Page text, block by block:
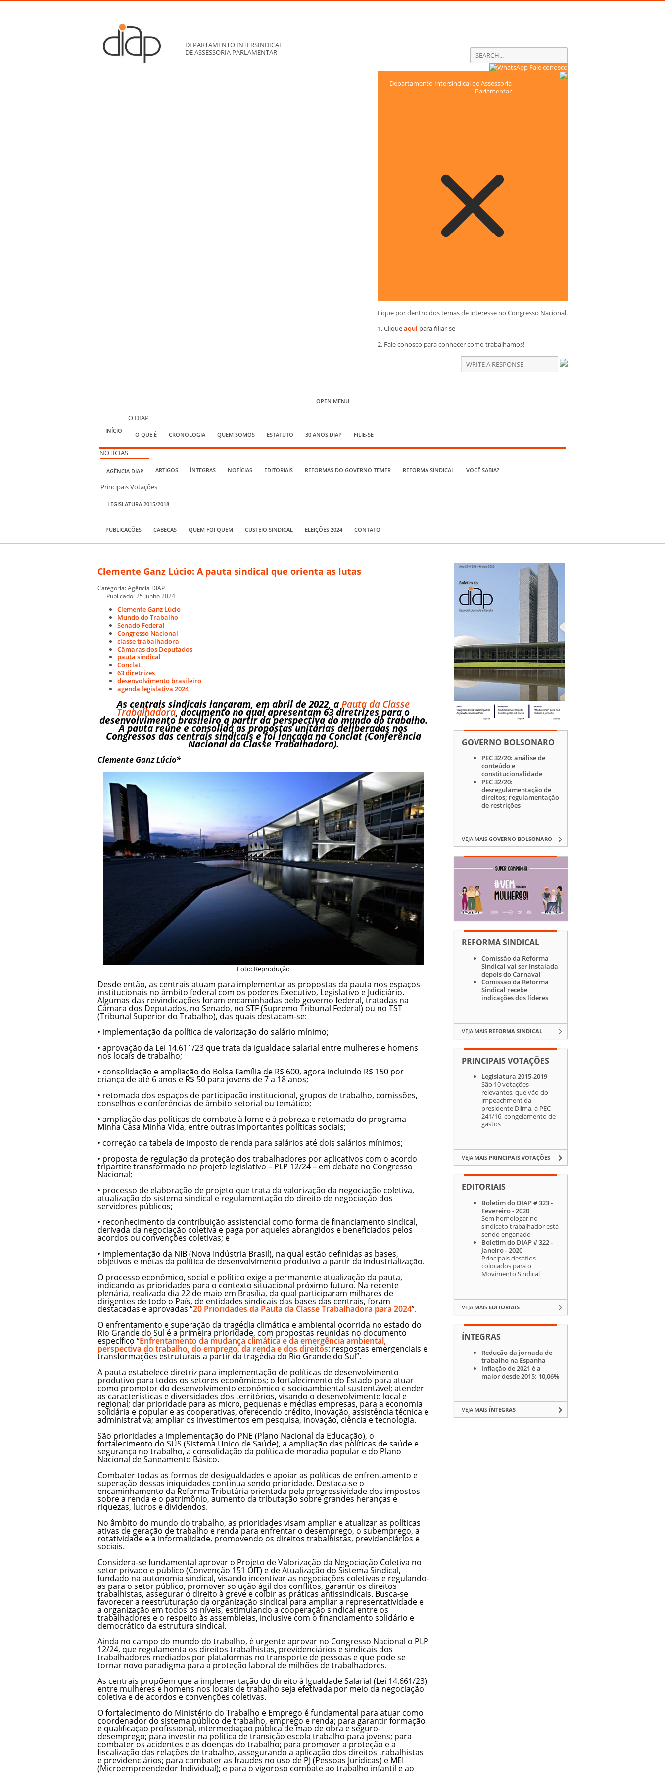
DEPARTAMENTO INTERSINDICAL
DE ASSESSORIA PARLAMENTAR
Fale conosco
Departamento Intersindical de Assessoria
Parlamentar
Fique por dentro dos temas de interesse no Congresso Nacional.
1. Cliqueaqui para filiar-se
2. Fale conosco para conhecer como trabalhamos!
OPEN MENU
INÍCIO
O DIAP
O QUE É CRONOLOGIA QUEM SOMOS ESTATUTO 30 ANOS DIAP FILIE-SE
NOTÍCIAS
AGÊNCIA DIAP ARTIGOS ÍNTEGRAS NOTÍCIAS EDITORIAIS REFORMAS DO GOVERNO TEMER REFORMA SINDICAL VOCÊ SABIA?
Principais Votações
LEGISLATURA 2015/2018
PUBLICAÇÕES CABEÇAS QUEM FOI QUEM CUSTEIO SINDICAL ELEIÇÕES 2024 CONTATO
Clemente Ganz Lúcio: A pauta sindical que orienta as lutas
Categoria:Agência DIAP
Publicado: 25 Junho 2024
Clemente Ganz Lúcio
Mundo do Trabalho
Senado Federal
Congresso Nacional
classe trabalhadora
Câmaras dos Deputados
pauta sindical
Conclat
63 diretrizes
desenvolvimento brasileiro
agenda legislativa 2024
As centrais sindicais lançaram, em abril de 2022, a Pauta da Classe
Trabalhadora, documento no qual apresentam 63 diretrizes para o
desenvolvimento brasileiro a partir da perspectiva do mundo do trabalho.
A pauta reúne e consolida as propostas unitárias deliberadas nos
Congressos das centrais sindicais e foi lançada na Conclat (Conferência
Nacional da Classe Trabalhadora).
Clemente Ganz Lúcio*
Foto: Reprodução
Desde então, as centrais atuam para implementar as propostas da pauta nos espaços
institucionais no âmbito federal com os poderes Executivo, Legislativo e Judiciário.
Algumas das reivindicações foram encaminhadas pelo governo federal, tratadas na
Câmara dos Deputados, no Senado, no STF (Supremo Tribunal Federal) ou no TST
(Tribunal Superior do Trabalho), das quais destacam-se:
• implementação da política de valorização do salário mínimo;
• aprovação da Lei 14.611/23 que trata da igualdade salarial entre mulheres e homens
nos locais de trabalho;
• consolidação e ampliação do Bolsa Família de R$ 600, agora incluindo R$ 150 por
criança de até 6 anos e R$ 50 para jovens de 7 a 18 anos;
• retomada dos espaços de participação institucional, grupos de trabalho, comissões,
conselhos e conferências de âmbito setorial ou temático;
• ampliação das políticas de combate à fome e à pobreza e retomada do programa
Minha Casa Minha Vida, entre outras importantes políticas sociais;
• correção da tabela de imposto de renda para salários até dois salários mínimos;
• proposta de regulação da proteção dos trabalhadores por aplicativos com o acordo
tripartite transformado no projeto legislativo – PLP 12/24 – em debate no Congresso
Nacional;
• processo de elaboração de projeto que trata da valorização da negociação coletiva,
atualização do sistema sindical e regulamentação do direito de negociação dos
servidores públicos;
• reconhecimento da contribuição assistencial como forma de financiamento sindical,
derivada da negociação coletiva e paga por aqueles abrangidos e beneficiados pelos
acordos ou convenções coletivas; e
• implementação da NIB (Nova Indústria Brasil), na qual estão definidas as bases,
objetivos e metas da política de desenvolvimento produtivo a partir da industrialização.
O processo econômico, social e político exige a permanente atualização da pauta,
indicando as prioridades para o contexto situacional próximo futuro. Na recente
plenária, realizada dia 22 de maio em Brasília, da qual participaram milhares de
dirigentes de todo o País, de entidades sindicais das bases das centrais, foram
destacadas e aprovadas “20 Prioridades da Pauta da Classe Trabalhadora para 2024”.
O enfrentamento e superação da tragédia climática e ambiental ocorrida no estado do
Rio Grande do Sul é a primeira prioridade, com propostas reunidas no documento
específico “Enfrentamento da mudança climática e da emergência ambiental,
perspectiva do trabalho, do emprego, da renda e dos direitos: respostas emergenciais e
transformações estruturais a partir da tragédia do Rio Grande do Sul”.
A pauta estabelece diretriz para implementação de políticas de desenvolvimento
produtivo para todos os setores econômicos; o fortalecimento do Estado para atuar
como promotor do desenvolvimento econômico e socioambiental sustentável; atender
as características e diversidades dos territórios, visando o desenvolvimento local e
regional; dar prioridade para as micro, pequenas e médias empresas, para a economia
solidária e popular e as cooperativas, oferecendo crédito, inovação, assistência técnica e
administrativa; ampliar os investimentos em pesquisa, inovação, ciência e tecnologia.
São prioridades a implementação do PNE (Plano Nacional da Educação), o
fortalecimento do SUS (Sistema Único de Saúde), a ampliação das políticas de saúde e
segurança no trabalho, a consolidação da política de moradia popular e do Plano
Nacional de Saneamento Básico.
Combater todas as formas de desigualdades e apoiar as políticas de enfrentamento e
superação dessas iniquidades continua sendo prioridade. Destaca-se o
encaminhamento da Reforma Tributária orientada pela progressividade dos impostos
sobre a renda e o patrimônio, aumento da tributação sobre grandes heranças e
riquezas, lucros e dividendos.
No âmbito do mundo do trabalho, as prioridades visam ampliar e atualizar as políticas
ativas de geração de trabalho e renda para enfrentar o desemprego, o subemprego, a
rotatividade e a informalidade, promovendo os direitos trabalhistas, previdenciários e
sociais.
Considera-se fundamental aprovar o Projeto de Valorização da Negociação Coletiva no
setor privado e público (Convenção 151 OIT) e de Atualização do Sistema Sindical,
fundado na autonomia sindical, visando incentivar as negociações coletivas e regulando-
as para o setor público, promover solução ágil dos conflitos, garantir os direitos
trabalhistas, assegurar o direito à greve e coibir as práticas antissindicais. Busca-se
favorecer a reestruturação da organização sindical para ampliar a representatividade e
a organização em todos os níveis, estimulando a cooperação sindical entre os
trabalhadores e o respeito às assembleias, inclusive com o financiamento solidário e
democrático da estrutura sindical.
Ainda no campo do mundo do trabalho, é urgente aprovar no Congresso Nacional o PLP
12/24, que regulamenta os direitos trabalhistas, previdenciários e sindicais dos
trabalhadores mediados por plataformas no transporte de pessoas e que pode se
tornar novo paradigma para a proteção laboral de milhões de trabalhadores.
As centrais propõem que a implementação do direito à Igualdade Salarial (Lei 14.661/23)
entre mulheres e homens nos locais de trabalho seja efetivada por meio da negociação
coletiva e de acordos e convenções coletivas.
O fortalecimento do Ministério do Trabalho e Emprego é fundamental para atuar como
coordenador do sistema público de trabalho, emprego e renda; para garantir formação
e qualificação profissional, intermediação pública de mão de obra e seguro-
desemprego; para investir na política de transição escola trabalho para jovens; para
combater os acidentes e as doenças do trabalho; para promover a proteção e a
fiscalização das relações de trabalho, assegurando a aplicação dos direitos trabalhistas
e previdenciários; para combater as fraudes no uso de PJ (Pessoas Jurídicas) e MEI
(Microempreendedor Individual); e para o vigoroso combate ao trabalho infantil e ao
GOVERNO BOLSONARO
PEC 32/20: análise de
conteúdo e
constitucionalidade
PEC 32/20:
desregulamentação de
direitos; regulamentação
de restrições
VEJA MAIS GOVERNO BOLSONARO
REFORMA SINDICAL
Comissão da Reforma
Sindical vai ser instalada
depois do Carnaval
Comissão da Reforma
Sindical recebe
indicações dos líderes
VEJA MAIS REFORMA SINDICAL
PRINCIPAIS VOTAÇÕES
Legislatura 2015-2019
São 10 votações
relevantes, que vão do
impeachment da
presidente Dilma, à PEC
241/16, congelamento de
gastos
VEJA MAIS PRINCIPAIS VOTAÇÕES
EDITORIAIS
Boletim do DIAP # 323 -
Fevereiro - 2020
Sem homologar no
sindicato trabalhador está
sendo enganado
Boletim do DIAP # 322 -
Janeiro - 2020
Principais desafios
colocados para o
Movimento Sindical
VEJA MAIS EDITORIAIS
ÍNTEGRAS
Redução da jornada de
trabalho na Espanha
Inflação de 2021 é a
maior desde 2015: 10,06%
VEJA MAIS ÍNTEGRAS